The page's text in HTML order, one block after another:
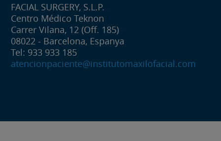
FACIAL SURGERY, S.L.P.
Centro Médico Teknon
Carrer Vilana, 12 (Off. 185)
08022 - Barcelona, Espanya
Tel: 933 933 185
atencionpaciente@institutomaxilofacial.com